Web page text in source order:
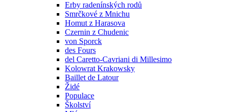
Erby radenínských rodů
Smrčkové z Mnichu
Homut z Harasova
Czernin z Chudenic
von Sporck
des Fours
del Caretto-Cavriani di Millesimo
Kolowrat Krakowsky
Baillet de Latour
Židé
Populace
Školství